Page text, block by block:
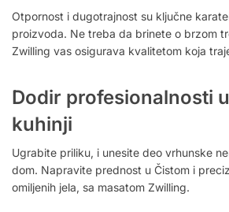
Otpornost i dugotrajnost su ključne
proizvoda. Ne treba da brinete o brzom
Zwilling vas osigurava kvalitetom koja
Dodir profesionalnosti
kuhinji
Ugrabite priliku, i unesite deo vrhunske
dom. Napravite prednost u Čistom i
omiljenih jela, sa masatom Zwilling.